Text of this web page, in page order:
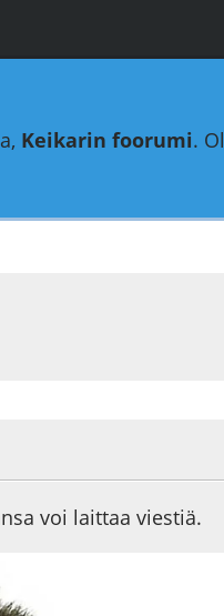
Keikarin foorumi.
voi laittaa viestiä.